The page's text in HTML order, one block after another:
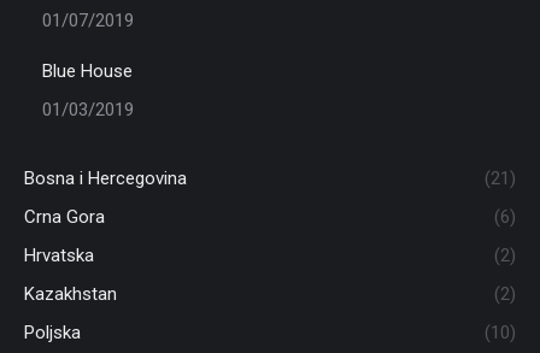
01/07/2019
Blue House
01/03/2019
Bosna i Hercegovina
(21)
Crna Gora
(6)
Hrvatska
(2)
Kazakhstan
(2)
Poljska
(10)